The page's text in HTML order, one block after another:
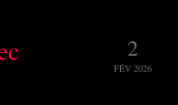
2
FÉV 2026